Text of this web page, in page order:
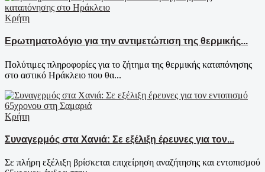
Κρήτη
Ερωτηματολόγιο για την αντιμετώπιση της θερμικής...
Πολύτιμες πληροφορίες για το ζήτημα της θερμικής καταπόνησης
στο αστικό Ηράκλειο που θα...
Κρήτη
Συναγερμός στα Χανιά: Σε εξέλιξη έρευνες για τον...
Σε πλήρη εξέλιξη βρίσκεται επιχείρηση αναζήτησης και εντοπισμού